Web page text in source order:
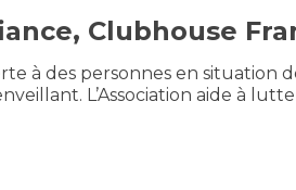
Clubhouse
à des personnes en situation
L’Association aide à